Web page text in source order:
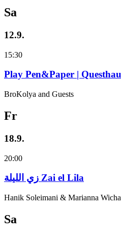
Sa
12.9.
15:30
Play Pen&Paper |
BroKolya and Guests
Fr
18.9.
20:00
زي‌ اللیلة Zai el Lila
Hanik Soleimani & Marianna Wicha
Sa